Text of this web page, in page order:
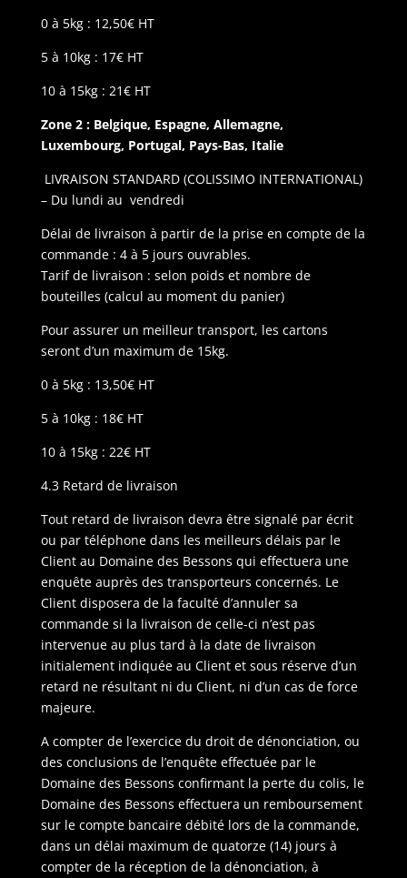
0 à 5kg : 12,50€ HT
5 à 10kg : 17€ HT
10 à 15kg : 21€ HT
Zone 2 : Belgique, Espagne, Allemagne,
Luxembourg, Portugal, Pays-Bas, Italie
LIVRAISON STANDARD (COLISSIMO INTERNATIONAL)
– Du lundi au vendredi
Délai de livraison à partir de la prise en compte de la
commande : 4 à 5 jours ouvrables.
Tarif de livraison : selon poids et nombre de
bouteilles (calcul au moment du panier)
Pour assurer un meilleur transport, les cartons
seront d’un maximum de 15kg.
0 à 5kg : 13,50€ HT
5 à 10kg : 18€ HT
10 à 15kg : 22€ HT
4.3 Retard de livraison
Tout retard de livraison devra être signalé par écrit
ou par téléphone dans les meilleurs délais par le
Client au Domaine des Bessons qui effectuera une
enquête auprès des transporteurs concernés. Le
Client disposera de la faculté d’annuler sa
commande si la livraison de celle-ci n’est pas
intervenue au plus tard à la date de livraison
initialement indiquée au Client et sous réserve d’un
retard ne résultant ni du Client, ni d’un cas de force
majeure.
A compter de l’exercice du droit de dénonciation, ou
des conclusions de l’enquête effectuée par le
Domaine des Bessons confirmant la perte du colis, le
Domaine des Bessons effectuera un remboursement
sur le compte bancaire débité lors de la commande,
dans un délai maximum de quatorze (14) jours à
compter de la réception de la dénonciation, à